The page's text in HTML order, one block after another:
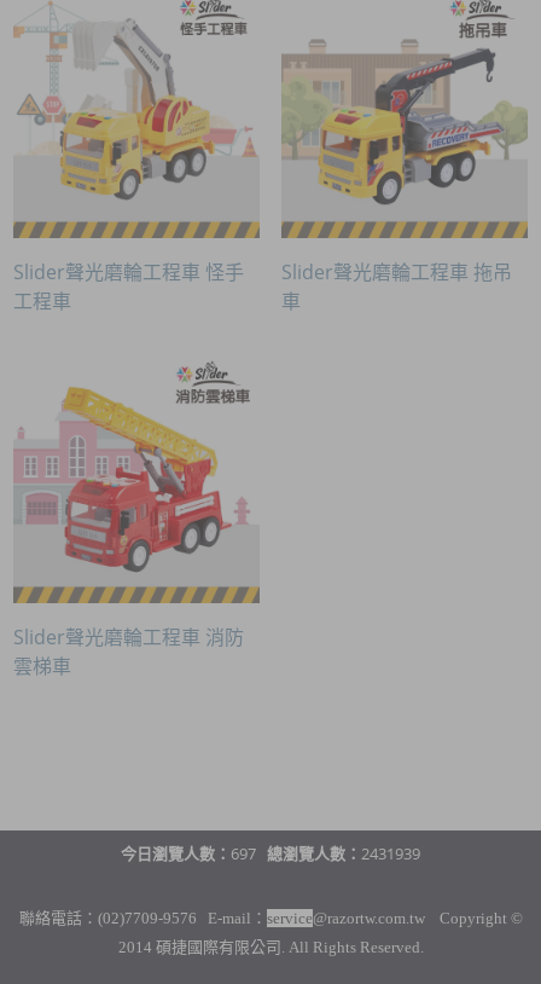
Slider聲光磨輪工程車 怪手
工程車
Slider聲光磨輪工程車 拖吊
車
Slider聲光磨輪工程車 消防
雲梯車
今日瀏覽人數： 697 總瀏覽人數： 2431939
聯絡電話：(02)7709-9576 E-mail： service@razortw.com.tw Copyright ©
2014 碩捷國際有限公司. All Rights Reserved.